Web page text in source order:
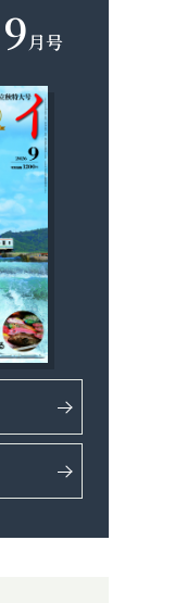
9月号